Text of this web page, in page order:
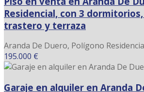
Residencial, con 3
trastero y terraza
Aranda De Duero, Polígono
195.000 €
Garaje en alquiler en Aranda